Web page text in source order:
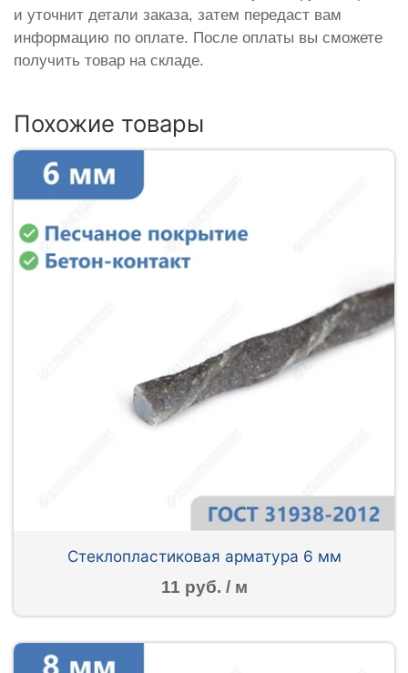
и уточнит детали заказа, затем передаст вам
информацию по оплате. После оплаты вы сможете
получить товар на складе.
Похожие товары
Стеклопластиковая арматура 6 мм
11 руб. / м